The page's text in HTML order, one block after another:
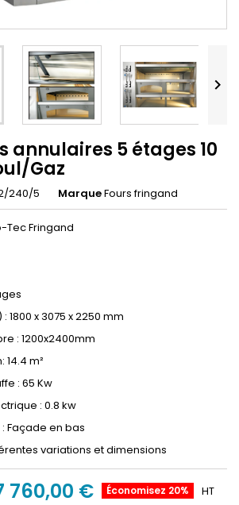

annulaires 5 étages 10
Gaz
240/5 MarqueFours fringand
Tec Fringand
1800 x 3075 x 2250 mm
: 1200x2400mm
m²
: 65 Kw
: 0.8 kw
Façade en bas
variations et dimensions
760,00 € Économisez 20% HT